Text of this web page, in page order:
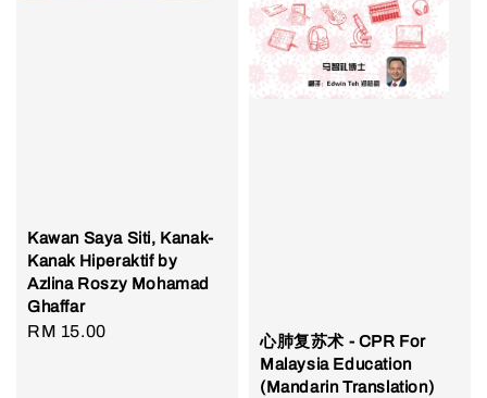
Kawan Saya Siti, Kanak-
Kanak Hiperaktif by
Azlina Roszy Mohamad
Ghaffar
Regular
RM 15.00
心肺复苏术 - CPR For
Malaysia Education
(Mandarin Translation)